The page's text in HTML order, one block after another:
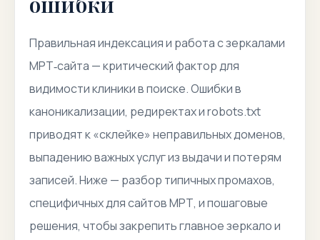
Правильная индексация и работа с зеркалами
МРТ‑сайта — критический фактор для
видимости клиники в поиске. Ошибки в
каноникализации, редиректах и robots.txt
приводят к «склейке» неправильных доменов,
выпадению важных услуг из выдачи и потерям
записей. Ниже — разбор типичных промахов,
специфичных для сайтов МРТ, и пошаговые
решения, чтобы закрепить главное зеркало и